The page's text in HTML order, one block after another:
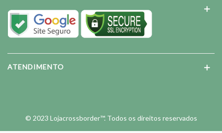
ATENDIMENTO
© 2023 Lojacrossborder™. Todos os direitos reservados